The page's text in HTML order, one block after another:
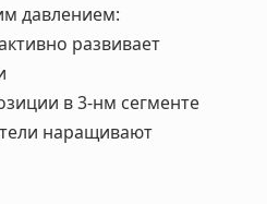
давлением:
развивает
в 3-нм сегменте
наращивают